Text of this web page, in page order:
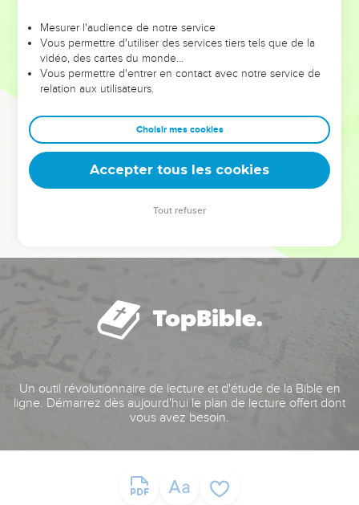
leur foi ou leur vision. Mais on voit moins les doutes, les erreurs
et les saisons difficiles qu'ils ont traversés, alors même que ce
sont elles qui les ont façonnés.
Dans cette conférence, leaders, entrepreneurs, et responsables
clés pour avancer avec plus de sagesse afin que leurs erreurs
deviennent vos tremplins. Que vous guidiez un ministère, une
équipe, un groupe ou une famille, leur expérience est faite
Un outil révolutionnaire de lecture et d'étude de la Bible en
ligne. Démarrez dès aujourd'hui le plan de lecture offert dont
vous avez besoin.
Mesurer l'audience de notre service
Vous permettre d'utiliser des services tiers tels que de la
vidéo, des cartes du monde…
Vous permettre d'entrer en contact avec notre service de
relation aux utilisateurs.
Choisir mes cookies
Accepter tous les cookies
Tout refuser